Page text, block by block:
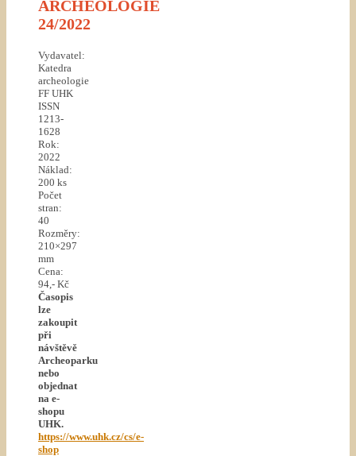
ARCHEOLOGIE
24/2022
Vydavatel:
Katedra
archeologie
FF UHK
ISSN
1213-
1628
Rok:
2022
Náklad:
200 ks
Počet
stran:
40
Rozměry:
210×297
mm
Cena:
94,- Kč
Časopis
lze
zakoupit
při
návštěvě
Archeoparku
nebo
objednat
na e-
shopu
UHK.
https://www.uhk.cz/cs/e-
shop